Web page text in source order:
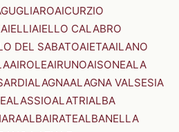
AICURZIO
AIELLIAIELLO CALABRO
DEL SABATOAIETAAILANO
AIROLEAIRUNOAISONEALA
ALAGNAALAGNA VALSESIA
ALASSIOALATRIALBA
ALBAIRATEALBANELLA